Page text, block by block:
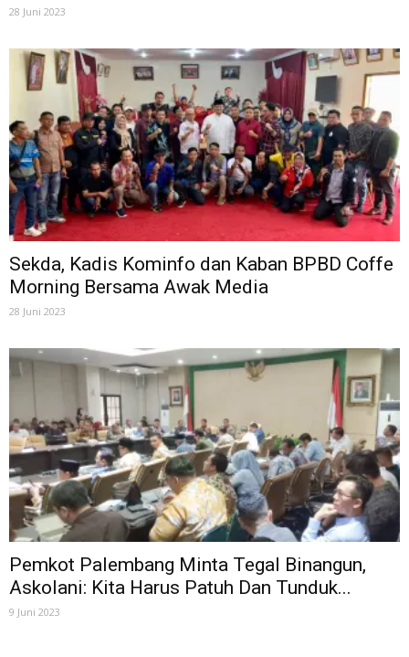
28 Juni 2023
Sekda, Kadis Kominfo dan Kaban BPBD Coffe
Morning Bersama Awak Media
28 Juni 2023
Pemkot Palembang Minta Tegal Binangun,
Askolani: Kita Harus Patuh Dan Tunduk...
9 Juni 2023